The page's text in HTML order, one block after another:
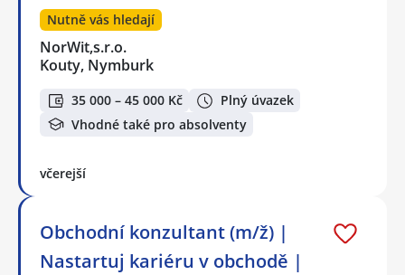
Nutně vás hledají
NorWit,s.r.o.
Kouty, Nymburk
35 000 – 45 000 Kč
Plný úvazek
Vhodné také pro absolventy
včerejší
Obchodní konzultant (m/ž) |
Nastartuj kariéru v obchodě |